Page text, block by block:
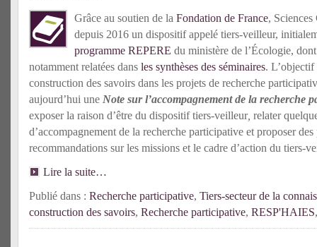
Grâce au soutien de la Fondation de France,
depuis 2016 un dispositif appelé tiers-veilleur,
programme REPERE du ministère de l’Écologie,
notamment relatées dans les synthèses des séminaires. L’objectif
construction des savoirs dans les projets de recherche
aujourd’hui une Note sur l’accompagnement de la recherche
exposer la raison d’être du dispositif tiers-veilleur, relater
d’accompagnement de la recherche participative et proposer des
recommandations sur les missions et le cadre d’action du tiers-
Lire la suite…
Publié dans : Recherche participative, Tiers-secteur de la
construction des savoirs, Recherche participative, RESP'HAIES